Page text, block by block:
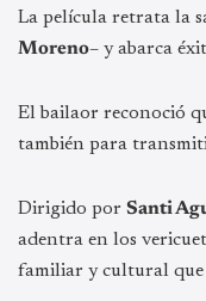
La película retrata la
Moreno– y abarca
El bailaor reconoció
también para
Dirigido por Santi
adentra en los
familiar y cultural que